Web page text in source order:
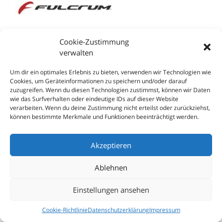
Cookie-Zustimmung
verwalten
Um dir ein optimales Erlebnis zu bieten, verwenden wir Technologien wie
Cookies, um Geräteinformationen zu speichern und/oder darauf
zuzugreifen. Wenn du diesen Technologien zustimmst, können wir Daten
wie das Surfverhalten oder eindeutige IDs auf dieser Website
verarbeiten. Wenn du deine Zustimmung nicht erteilst oder zurückziehst,
können bestimmte Merkmale und Funktionen beeinträchtigt werden.
Akzeptieren
Ablehnen
Einstellungen ansehen
Cookie-RichtlinieDatenschutzerklärungImpressum
© 2026 Förderverein Radsport Hessische Bergstraße e.V. |
Impressum|Datenschutzerklärung|Kontakt